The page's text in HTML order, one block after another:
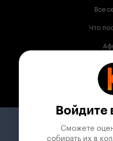
Все
Что
Служба
Войдите
Сможете
собирать их в